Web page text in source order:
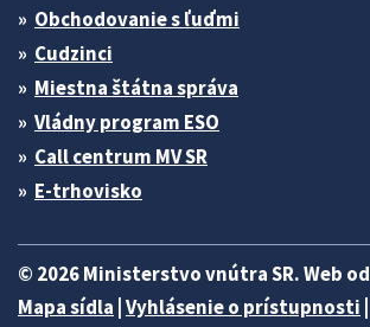
Obchodovanie s ľuďmi
Cudzinci
Miestna štátna správa
Vládny program ESO
Call centrum MV SR
E-trhovisko
© 2026 Ministerstvo vnútra SR. Web od
Mapa sídla Vyhlásenie o prístupnosti